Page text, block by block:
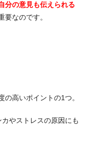
分の意見も伝えられる
要なのです。
高いポイントの1つ。
やストレスの原因にも